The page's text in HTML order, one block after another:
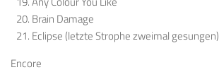
Brain Damage
Eclipse (letzte Strophe zweimal gesungen)
Encore